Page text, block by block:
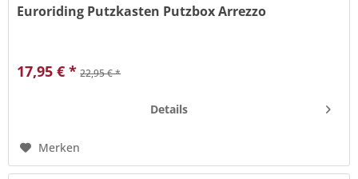
Euroriding Putzkasten Putzbox Arrezzo
17,95 € * 22,95 € *
Details
Merken